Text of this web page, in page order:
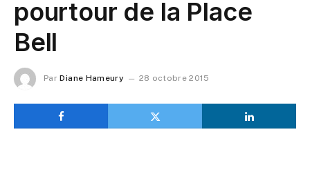
pourtour de la Place
Bell
Par Diane Hameury 28 octobre 2015